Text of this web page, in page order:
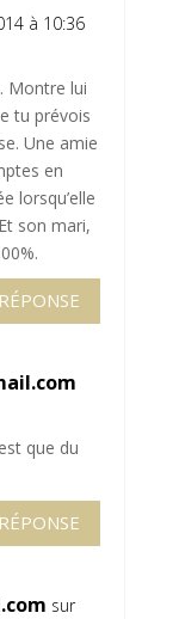
à 10:36
Montre lui
tu prévois
Une amie
en
lorsqu’elle
son mari,
RÉPONSE
que du
RÉPONSE
sur